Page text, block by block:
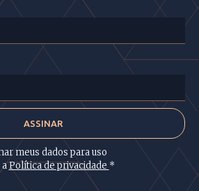
meus dados para uso
aPolítica de privacidade *